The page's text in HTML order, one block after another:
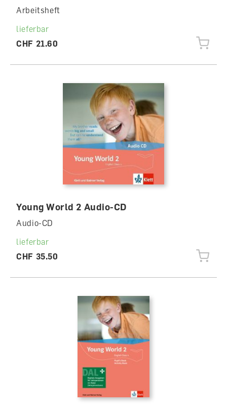
Arbeitsheft
lieferbar
CHF 21.60
Young World 2 Audio-CD
Audio-CD
lieferbar
CHF 35.50